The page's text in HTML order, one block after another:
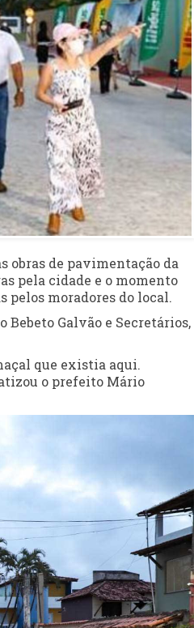
obras de pavimentação da
pela cidade e o momento
pelos moradores do local.
Galvão e Secretários,
que existia aqui.
o prefeito Mário